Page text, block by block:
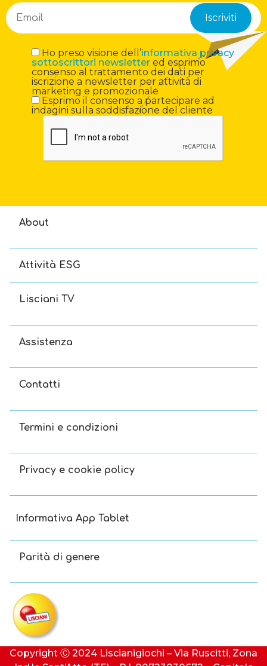
Ho preso visione dell’informativa privacy
sottoscrittori newslettered esprimo
consenso al trattamento dei dati per
iscrizione a newsletter per attività di
marketing e promozionale
Esprimo il consenso a partecipare ad
indagini sulla soddisfazione del cliente
About
Attività ESG
Lisciani TV
Assistenza
Contatti
Termini e condizioni
Privacy e cookie policy
Informativa App Tablet
Parità di genere
Copyright Ⓒ 2024 Liscianigiochi – Via Ruscitti, Zona